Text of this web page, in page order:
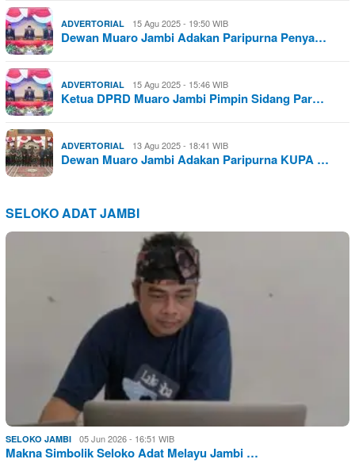
ADVERTORIAL 15 Agu 2025 - 19:50 WIB
Dewan Muaro Jambi Adakan Paripurna Penya…
ADVERTORIAL 15 Agu 2025 - 15:46 WIB
Ketua DPRD Muaro Jambi Pimpin Sidang Par…
ADVERTORIAL 13 Agu 2025 - 18:41 WIB
Dewan Muaro Jambi Adakan Paripurna KUPA …
SELOKO ADAT JAMBI
SELOKO JAMBI 05 Jun 2026 - 16:51 WIB
Makna Simbolik Seloko Adat Melayu Jambi …